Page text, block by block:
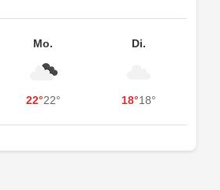
Mo.
22°22°
Di.
18°18°